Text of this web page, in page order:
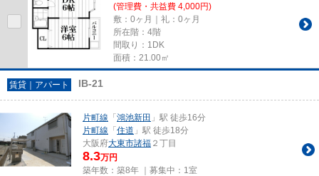
(管理費・共益費 4,000円)
敷：0ヶ月｜礼：0ヶ月
所在階：4階
間取り：1DK
面積：21.00㎡
賃貸｜アパート IB-21
片町線 「 鴻池新田 」駅 徒歩16分
片町線 「 住道 」駅 徒歩18分
大阪府大東市諸福 ２丁目
8.3万円
築年数：築8年 ｜募集中： 1室